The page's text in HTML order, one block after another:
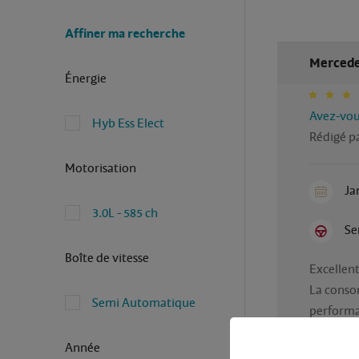
Affiner ma recherche
Énergie
Hyb Ess Elect
Motorisation
3.0L - 585 ch
Boîte de vitesse
Semi Automatique
Année
Avez-
Rédigé
La
Confort